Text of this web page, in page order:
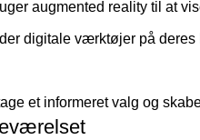
augmented reality til at
digitale værktøjer på
et informeret valg og